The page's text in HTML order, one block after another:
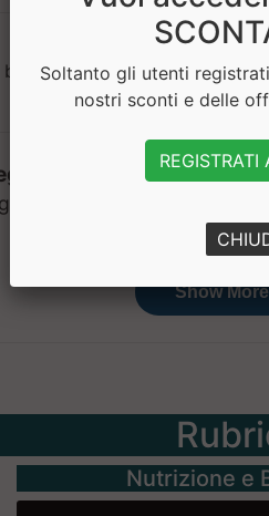
bisogno di aiuto? Chatta con
Nutrizione e
Soltanto gli utenti
nostri sconti e delle
REGISTRATI